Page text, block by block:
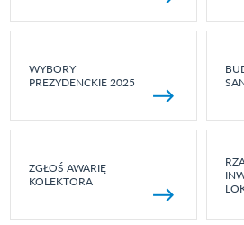
WYBORY
PREZYDENCKIE 2025
ZGŁOŚ AWARIĘ
KOLEKTORA